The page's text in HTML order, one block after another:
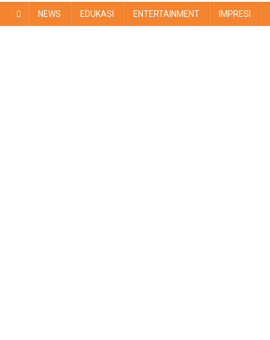
NEWS EDUKASI ENTERTAINMENT IMPRESI